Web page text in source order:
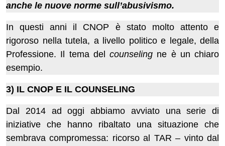
anche le nuove norme sull’abusivismo.
In questi anni il CNOP è stato molto attento e
rigoroso nella tutela, a livello politico e legale, della
Professione. Il tema del counseling ne è un chiaro
esempio.
3) IL CNOP E IL COUNSELING
Dal 2014 ad oggi abbiamo avviato una serie di
iniziative che hanno ribaltato una situazione che
sembrava compromessa: ricorso al TAR – vinto dal